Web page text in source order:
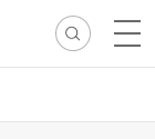
骨骼